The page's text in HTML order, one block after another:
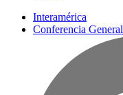
Interamérica
Conferencia General